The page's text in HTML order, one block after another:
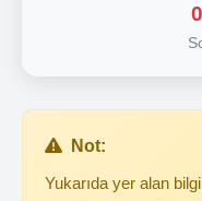
Not:
Yukarıda yer alan